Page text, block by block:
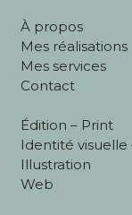
À propos
Mes réalisations
Mes services
Contact
Édition – Print
Identité visuelle
Illustration
Web